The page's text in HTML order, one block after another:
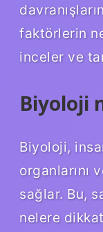
faktörlerin
inceler ve
Biyoloji
Biyoloji,
organlarını
sağlar. Bu,
nelere